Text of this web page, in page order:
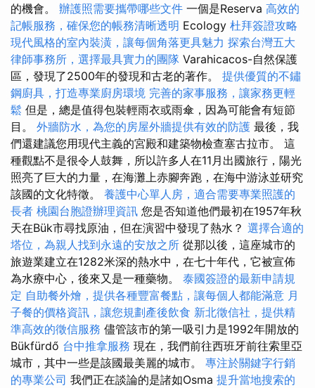
的機會。 辦護照需要攜帶哪些文件 一個是Reserva 高效的
記帳服務，確保您的帳務清晰透明 Ecology 杜拜簽證攻略
現代風格的室內裝潢，讓每個角落更具魅力 探索台灣五大
律師事務所，選擇最具實力的團隊 Varahicacos-自然保護
區，發現了2500年的發現和古老的著作。 提供優質的不鏽
鋼廚具，打造專業廚房環境 完善的家事服務，讓家務更輕
鬆 但是，總是值得包裝輕雨衣或雨傘，因為可能會有短節
目。 外牆防水，為您的房屋外牆提供有效的防護 最後，我
們還建議您用現代主義的宮殿和建築物檢查塞古拉市。 這
種觀點不是很令人鼓舞，所以許多人在11月出國旅行，陽光
照亮了巨大的力量，在海灘上赤腳奔跑，在海中游泳並研究
該國的文化特徵。 養護中心單人房，適合需要專業照護的
長者 桃園台胞證辦理資訊 您是否知道他們最初在1957年秋
天在Bük市尋找原油，但在演習中發現了熱水？ 選擇合適的
塔位，為親人找到永遠的安放之所 從那以後，這座城市的
旅遊業建立在1282米深的熱水中，在七十年代，它被宣佈
為水療中心，後來又是一種藥物。 泰國簽證的最新申請規
定 自助餐外燴，提供各種豐富餐點，讓每個人都能滿意 月
子餐的價格資訊，讓您規劃產後飲食 新北徵信社，提供精
準高效的徵信服務 儘管該市的第一吸引力是1992年開放的
Bükfürdő 台中推拿服務 現在，我們前往西班牙前往索里亞
城市，其中一些是該國最美麗的城市。 專注於關鍵字行銷
的專業公司 我們正在談論的是諸如Osma 提升當地搜索的